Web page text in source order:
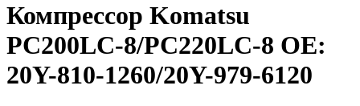
Компрессор Komatsu
PC200LC-8/PC220LC-8 OE:
20Y-810-1260/20Y-979-6120